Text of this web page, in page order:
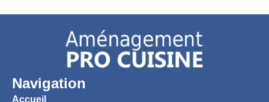
Navigation
Accueil